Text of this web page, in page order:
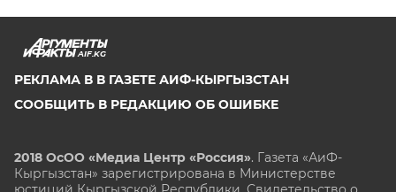
AIF.KG
РЕКЛАМА В В ГАЗЕТЕ АИФ-КЫРГЫЗСТАН
СООБЩИТЬ В РЕДАКЦИЮ ОБ ОШИБКЕ
2018 ОсОО «Медиа Центр «Россия». Газета «АиФ-
Кыргызстан» зарегистрирована в Министерстве